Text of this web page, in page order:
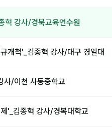
혁 강사/경북교육연수원
개척'_김종혁 강사/대구 경일대
사/이천 사동중학교
'_김종혁 강사/경복대학교